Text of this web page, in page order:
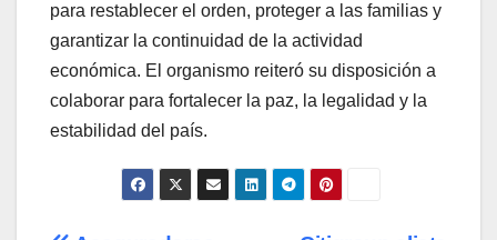
para restablecer el orden, proteger a las familias y
garantizar la continuidad de la actividad
económica. El organismo reiteró su disposición a
colaborar para fortalecer la paz, la legalidad y la
estabilidad del país.